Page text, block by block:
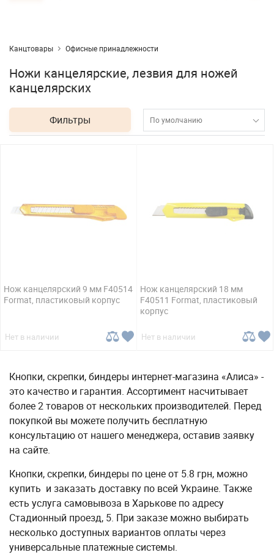
Канцтовары Офисные принадлежности
Ножи канцелярские, лезвия для ножей
канцелярских
Фильтры По умолчанию
Нож канцелярский 9 мм F40514
Format, пластиковый корпус
Нет в наличии
Нож канцелярский 18 мм
F40511 Format, пластиковый
корпус
Нет в наличии
Кнопки, скрепки, биндеры интернет-магазина «Алиса» -
это качество и гарантия. Ассортимент насчитывает
более 2 товаров от нескольких производителей. Перед
покупкой вы можете получить бесплатную
консультацию от нашего менеджера, оставив заявку
на сайте.
Кнопки, скрепки, биндеры по цене от 5.8 грн, можно
купить и заказать доставку по всей Украине. Также
есть услуга самовывоза в Харькове по адресу
Стадионный проезд, 5. При заказе можно выбирать
несколько доступных вариантов оплаты через
универсальные платежные системы.